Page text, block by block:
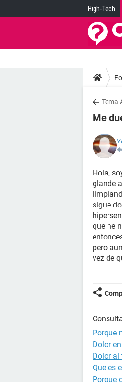
High-Tech
Tema
Me
Hola,
glande
sigue
que he
pero
vez de
Porque
Dolor
Dolor al
Que es
Porque